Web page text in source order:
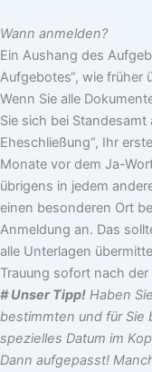
Wann anmelden?
Ein Aushang des
Aufgebotes“, wie früher
Wenn Sie alle
Sie sich bei
Eheschließung“, Ihr
Monate vor dem Ja-
übrigens in jedem
einen besonderen Ort
Anmeldung an. Das
alle Unterlagen
Trauung sofort nach
# Unser Tipp! Haben
bestimmten und für Sie
spezielles Datum im
Dann aufgepasst!